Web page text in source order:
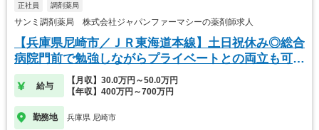
正社員 調剤薬局
サンミ調剤薬局 株式会社ジャパンファーマシーの薬剤師求人
【兵庫県尼崎市／ＪＲ東海道本線】土日祝休み◎総合
病院門前で勉強しながらプライベートとの両立も可能
です
給与
【月収】30.0万円～50.0万円
【年収】400万円～700万円
勤務地 兵庫県 尼崎市